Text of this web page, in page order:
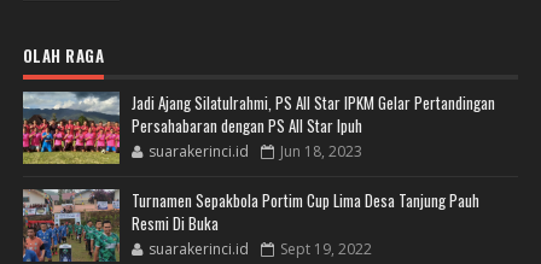
OLAH RAGA
Jadi Ajang Silatulrahmi, PS All Star IPKM Gelar Pertandingan
Persahabaran dengan PS All Star Ipuh
suarakerinci.id Jun 18, 2023
Turnamen Sepakbola Portim Cup Lima Desa Tanjung Pauh
Resmi Di Buka
suarakerinci.id Sept 19, 2022